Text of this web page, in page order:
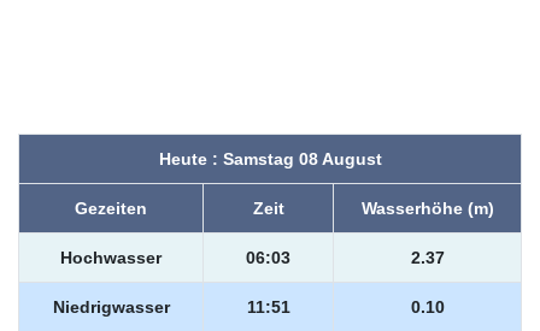
Heute : Samstag 08 August
Gezeiten Zeit Wasserhöhe (m)
Hochwasser 06:03 2.37
Niedrigwasser 11:51 0.10